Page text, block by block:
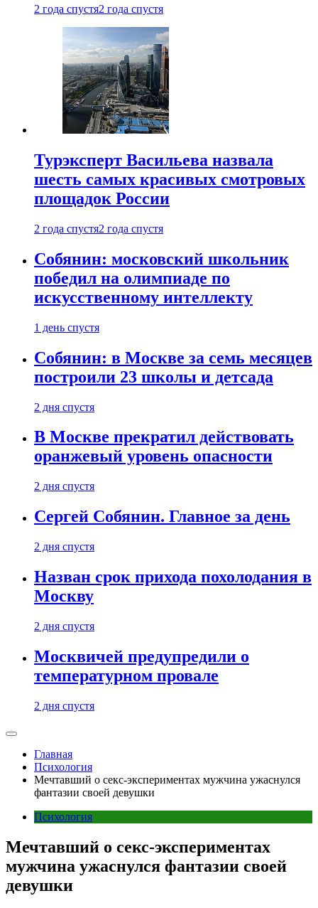
2 года спустя2 года спустя
Турэксперт Васильева назвала
шесть самых красивых смотровых
площадок России
2 года спустя2 года спустя
Собянин: московский школьник
победил на олимпиаде по
искусственному интеллекту
1 день спустя
Собянин: в Москве за семь месяцев
построили 23 школы и детсада
2 дня спустя
В Москве прекратил действовать
оранжевый уровень опасности
2 дня спустя
Сергей Собянин. Главное за день
2 дня спустя
Назван срок прихода похолодания в
Москву
2 дня спустя
Москвичей предупредили о
температурном провале
2 дня спустя
Главная
Психология
Мечтавший о секс-экспериментах мужчина ужаснулся
фантазии своей девушки
Психология
Мечтавший о секс-экспериментах
мужчина ужаснулся фантазии своей
девушки